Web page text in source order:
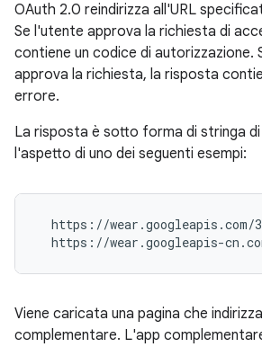
OAuth 2.0 reindirizza all'URL
Se l'utente approva la richiesta di
contiene un codice di autorizzazione.
approva la richiesta, la risposta
errore.
La risposta è sotto forma di stringa di
l'aspetto di uno dei seguenti esempi:
https://
Viene caricata una pagina che
complementare. L'app